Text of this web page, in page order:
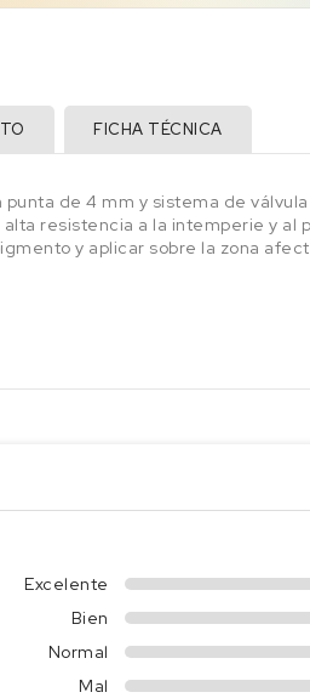
FICHA TÉCNICA
de 4 mm y sistema de
resistencia a la intemperie y
y aplicar sobre la zona
Excelente
Bien
Normal
Mal